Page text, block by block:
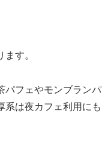
す。
パフェやモンブランパ
系は夜カフェ利用にも